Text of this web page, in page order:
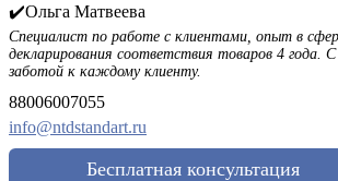
✔️Ольга Матвеева
Специалист по работе с клиентами, опыт в
декларирования соответствия товаров 4 года.
заботой к каждому клиенту.
88006007055
info@ntdstandart.ru
Бесплатная консультация